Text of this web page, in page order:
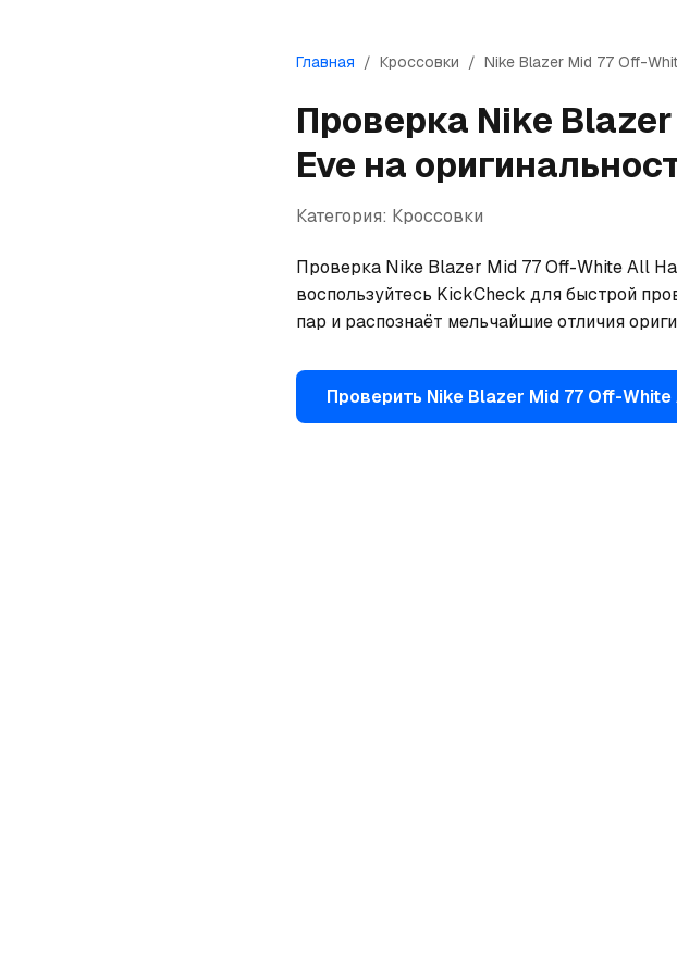
Главная / Кроссовки / Nike Blazer Mid 77 Off-
Проверка Nike
Eve на
Категория: Кроссовки
Проверка Nike Blazer Mid 77 Off-White All
воспользуйтесь KickCheck для быстрой
пар и распознаёт мельчайшие отличия
Проверить Nike Blazer Mid 77 Off-